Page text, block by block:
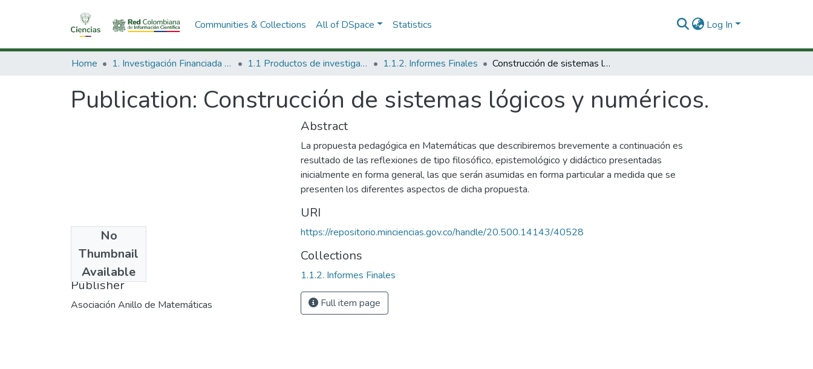
Communities & Collections All of DSpace Statistics Log In
Home 1. Investigación Financiada con Recursos Públicos 1.1 Productos de investigación 1.1.2. Informes Finales Construcción de sistemas lógicos y numéricos.
Publication: Construcción de sistemas lógicos y numéricos.
No
Thumbnail
Available
1998-07
Publisher
Asociación Anillo de Matemáticas
Abstract
La propuesta pedagógica en Matemáticas que describiremos brevemente a continuación es
resultado de las reflexiones de tipo filosófico, epistemológico y didáctico presentadas
inicialmente en forma general, las que serán asumidas en forma particular a medida que se
presenten los diferentes aspectos de dicha propuesta.
URI
https://repositorio.minciencias.gov.co/handle/20.500.14143/40528
Collections
1.1.2. Informes Finales
Full item page